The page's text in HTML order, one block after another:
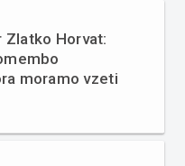
Zlatko Horvat:
moramo vzeti